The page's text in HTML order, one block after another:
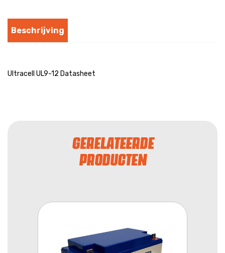
Beschrijving
Ultracell UL9-12 Datasheet
GERELATEERDE
PRODUCTEN